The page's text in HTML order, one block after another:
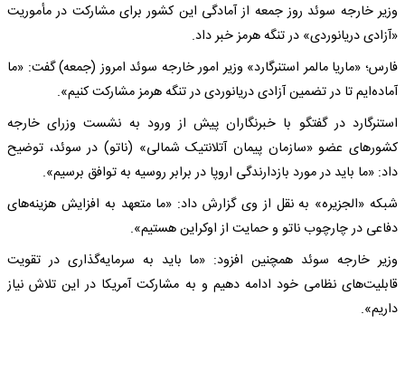
وزیر خارجه سوئد روز جمعه از آمادگی این کشور برای مشارکت در مأموریت
«آزادی دریانوردی» در تنگه هرمز خبر داد.
فارس؛ «ماریا مالمر استنرگارد» وزیر امور خارجه سوئد امروز (جمعه) گفت: «ما
آماده‌ایم تا در تضمین آزادی دریانوردی در تنگه هرمز مشارکت کنیم».
استنرگارد در گفتگو با خبرنگاران پیش از ورود به نشست وزرای خارجه
کشورهای عضو «سازمان پیمان آتلانتیک شمالی» (ناتو) در سوئد، توضیح
داد: «ما باید در مورد بازدارندگی اروپا در برابر روسیه به توافق برسیم».
شبکه «الجزیره» به نقل از وی گزارش داد: «ما متعهد به افزایش هزینه‌های
دفاعی در چارچوب ناتو و حمایت از اوکراین هستیم».
وزیر خارجه سوئد همچنین افزود: «ما باید به سرمایه‌گذاری در تقویت
قابلیت‌های نظامی خود ادامه دهیم و به مشارکت آمریکا در این تلاش نیاز
داریم».